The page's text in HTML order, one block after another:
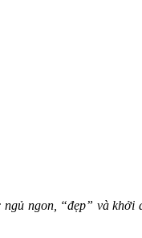
ngon, “đẹp” và khởi